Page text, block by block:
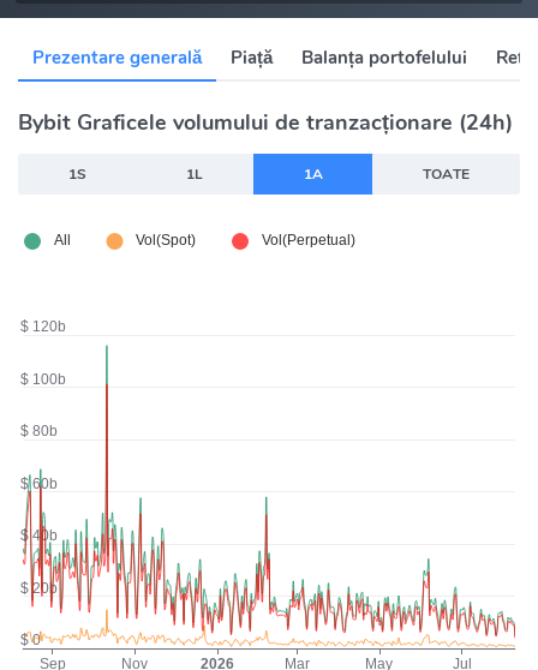
Prezentare generală Piață Balanța portofelului
Bybit Graficele volumului de tranzacționare (24h)
1S 1L 1A TOATE